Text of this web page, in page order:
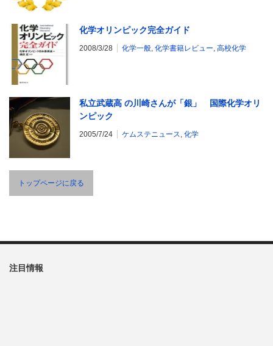
化学オリンピック完全ガイド
2008/3/28 化学一般, 化学書籍レビュー, 高校化学
私立武蔵高 の川崎さんが「銀」 国際化学オリ
ンピック
2005/7/24 ケムステニュース, 化学
トップページに戻る
注目情報